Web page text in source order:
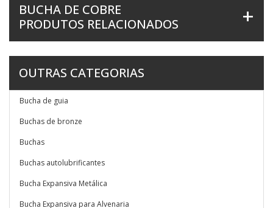
BUCHA DE COBRE
PRODUTOS RELACIONADOS
OUTRAS CATEGORIAS
Bucha de guia
Buchas de bronze
Buchas
Buchas autolubrificantes
Bucha Expansiva Metálica
Bucha Expansiva para Alvenaria